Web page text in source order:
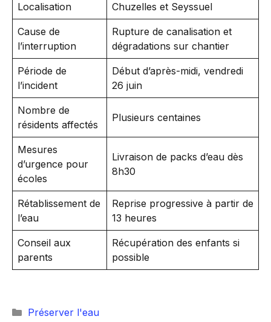
Localisation Chuzelles et Seyssuel
Cause de
l’interruption
Rupture de canalisation et
dégradations sur chantier
Période de
l’incident
Début d’après-midi, vendredi
26 juin
Nombre de
résidents affectés
Plusieurs centaines
Mesures
d’urgence pour
écoles
Livraison de packs d’eau dès
8h30
Rétablissement de
l’eau
Reprise progressive à partir de
13 heures
Conseil aux
parents
Récupération des enfants si
possible
Catégories
Préserver l'eau